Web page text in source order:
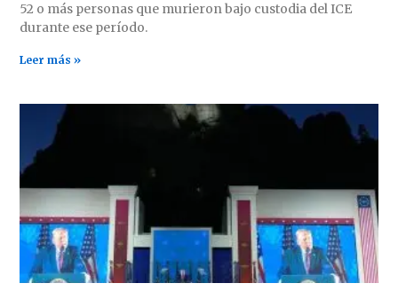
52 o más personas que murieron bajo custodia del ICE
durante ese período.
Leer más »